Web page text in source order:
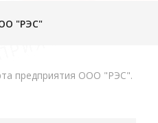
"РЭС"
предприятия ООО "РЭС".